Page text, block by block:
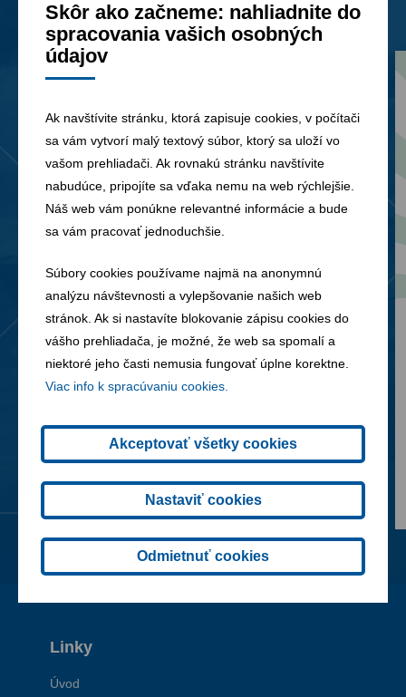
Skôr ako začneme: nahliadnite do
spracovania vašich osobných
údajov
Ak navštívite stránku, ktorá zapisuje cookies, v počítači
sa vám vytvorí malý textový súbor, ktorý sa uloží vo
vašom prehliadači. Ak rovnakú stránku navštívite
nabudúce, pripojíte sa vďaka nemu na web rýchlejšie.
Náš web vám ponúkne relevantné informácie a bude
sa vám pracovať jednoduchšie.
Súbory cookies používame najmä na anonymnú
analýzu návštevnosti a vylepšovanie našich web
stránok. Ak si nastavíte blokovanie zápisu cookies do
vášho prehliadača, je možné, že web sa spomalí a
niektoré jeho časti nemusia fungovať úplne korektne.
Viac info k spracúvaniu cookies.
Akceptovať všetky cookies
Nastaviť cookies
Odmietnuť cookies
04. 08. 2026
Podiel FCC na tvorbe cirkulárnej
ekonomiky v roku 2025
Linky
Úvod